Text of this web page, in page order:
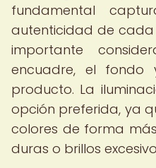
fundamental
autenticidad de cada
importante
encuadre, el fondo
producto. La
opción preferida, ya
colores de forma
duras o brillos